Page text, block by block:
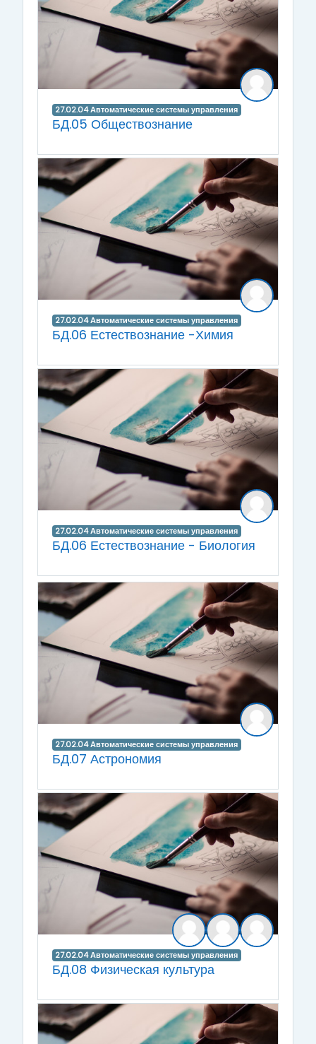
27.02.04 Автоматические системы управления
БД.05 Обществознание
27.02.04 Автоматические системы управления
БД.06 Естествознание -Химия
27.02.04 Автоматические системы управления
БД.06 Естествознание - Биология
27.02.04 Автоматические системы управления
БД.07 Астрономия
27.02.04 Автоматические системы управления
БД.08 Физическая культура